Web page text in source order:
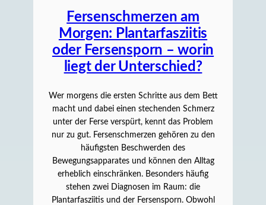
Fersenschmerzen am
Morgen: Plantarfasziitis
oder Fersensporn – worin
liegt der Unterschied?
Wer morgens die ersten Schritte aus dem Bett
macht und dabei einen stechenden Schmerz
unter der Ferse verspürt, kennt das Problem
nur zu gut. Fersenschmerzen gehören zu den
häufigsten Beschwerden des
Bewegungsapparates und können den Alltag
erheblich einschränken. Besonders häufig
stehen zwei Diagnosen im Raum: die
Plantarfasziitis und der Fersensporn. Obwohl